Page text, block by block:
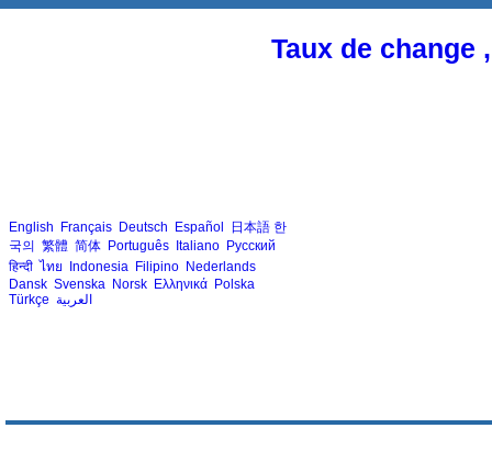
Taux de change
English Français Deutsch Español 日本語 한
국의 繁體 简体 Português Italiano Русский
हिन्दी ไทย Indonesia Filipino Nederlands
Dansk Svenska Norsk Ελληνικά Polska
Türkçe العربية